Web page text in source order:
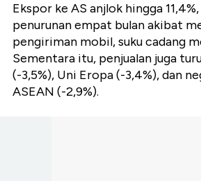
Ekspor ke AS anjlok hingga
penurunan empat bulan akibat
pengiriman mobil, suku cadang
Sementara itu, penjualan juga
(-3,5%), Uni Eropa (-3,4%), dan
ASEAN (-2,9%).